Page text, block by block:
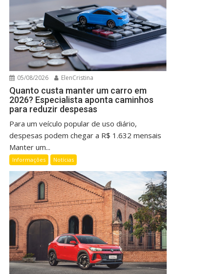
05/08/2026 ElenCristina
Quanto custa manter um carro em
2026? Especialista aponta caminhos
para reduzir despesas
Para um veículo popular de uso diário,
despesas podem chegar a R$ 1.632 mensais
Manter um...
Informações Notícias